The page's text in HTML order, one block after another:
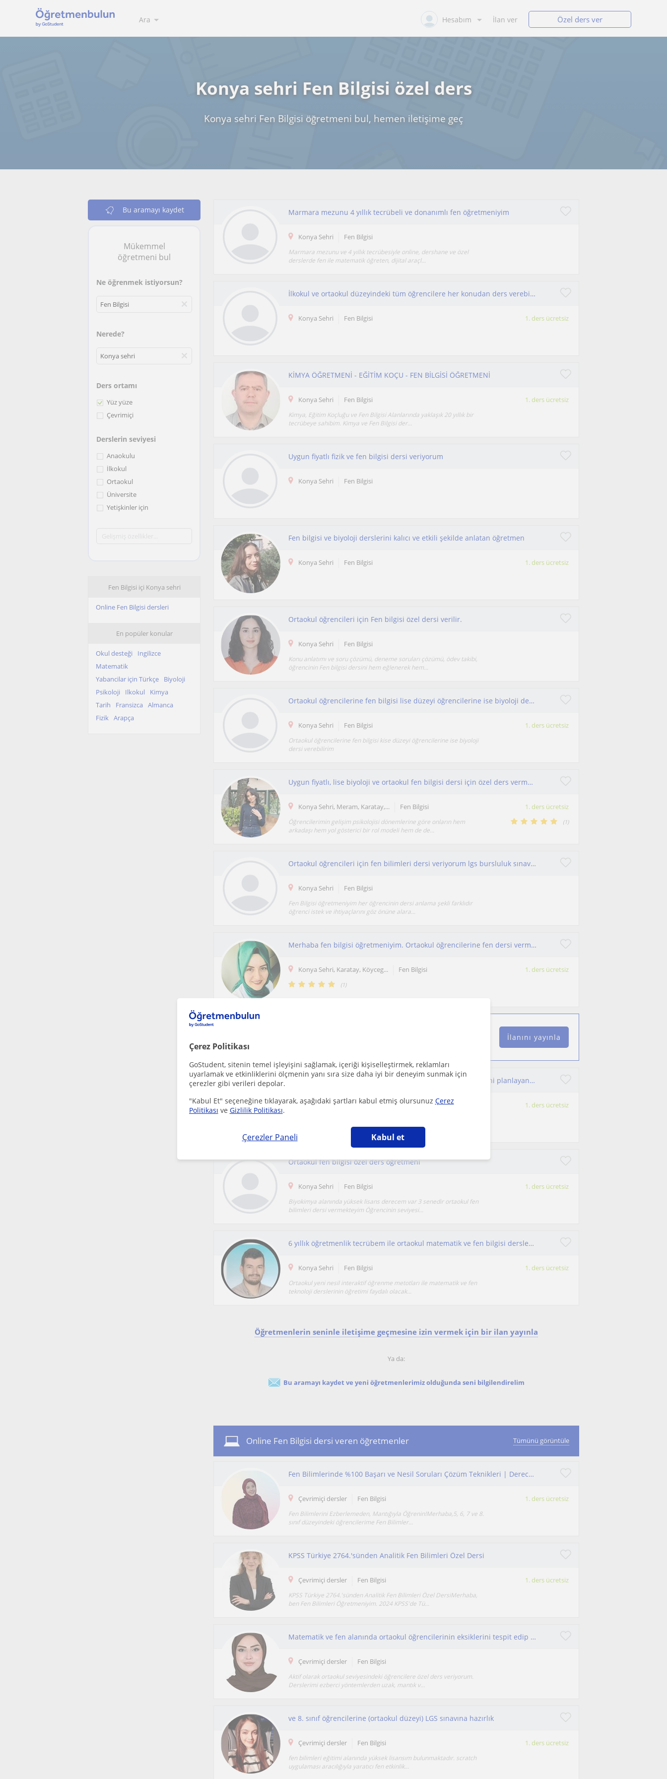
Çerez Politikası
GoStudent, sitenin temel işleyişini sağlamak, içeriği kişiselleştirmek, reklamları
uyarlamak ve etkinliklerini ölçmenin yanı sıra size daha iyi bir deneyim sunmak için
çerezler gibi verileri depolar.
"Kabul Et" seçeneğine tıklayarak, aşağıdaki şartları kabul etmiş olursunuz Çerez
Politikası ve Gizlilik Politikası.
Çerezler Paneli Kabul et
Ara Hesabım İlan ver Özel ders ver
Konya sehri Fen Bilgisi özel ders
Konya sehri Fen Bilgisi öğretmeni bul, hemen iletişime geç
Bu aramayı kaydet
Mükemmel
öğretmeni bul
Ne öğrenmek istiyorsun?
Nerede?
Ders ortamı
Yüz yüze
Çevrimiçi
Derslerin seviyesi
Anaokulu
İlkokul
Ortaokul
Üniversite
Yetişkinler için
Fen Bilgisi içi Konya sehri
Online Fen Bilgisi dersleri
En popüler konular
Okul desteği
Ingilizce
Matematik
Yabancilar için Türkçe
Biyoloji
Psikoloji
Ilkokul
Kimya
Tarih
Fransizca
Almanca
Fizik Arapça
Marmara mezunu 4 yıllık tecrübeli ve donanımlı fen öğretmeniyim
Konya Sehri Fen Bilgisi
Marmara mezunu ve 4 yıllık tecrübesiyle online, dershane ve özel
derslerde fen ile matematik öğreten, dijital araçl...
İlkokul ve ortaokul düzeyindeki tüm öğrencilere her konudan ders verebilen bir Fen Bilimleri Öğretmeni
Konya Sehri Fen Bilgisi 1. ders ücretsiz
KİMYA ÖĞRETMENİ - EĞİTİM KOÇU - FEN BİLGİSİ ÖĞRETMENİ
Konya Sehri Fen Bilgisi 1. ders ücretsiz
Kimya, Eğitim Koçluğu ve Fen Bilgisi Alanlarında yaklaşık 20 yıllık bir
tecrübeye sahibim. Kimya ve Fen Bilgisi der...
Uygun fiyatlı fizik ve fen bilgisi dersi veriyorum
Konya Sehri Fen Bilgisi
Fen bilgisi ve biyoloji derslerini kalıcı ve etkili şekilde anlatan öğretmen
Konya Sehri Fen Bilgisi 1. ders ücretsiz
Ortaokul öğrencileri için Fen bilgisi özel dersi verilir.
Konya Sehri Fen Bilgisi
Konu anlatımı ve soru çözümü, deneme soruları çözümü, ödev takibi,
öğrencinin Fen bilgisi dersini hem eğlenerek hem...
Ortaokul öğrencilerine fen bilgisi lise düzeyi öğrencilerine ise biyoloji dersi verebilirim
Konya Sehri Fen Bilgisi 1. ders ücretsiz
Ortaokul öğrencilerine fen bilgisi kise düzeyi öğrencilerine ise biyoloji
dersi verebilirim
Uygun fiyatlı, lise biyoloji ve ortaokul fen bilgisi dersi için özel ders vermekteyim. Ek olarak Eğitim koçluğu da yapmaktayım
Konya Sehri, Meram, Karatay,... Fen Bilgisi 1. ders ücretsiz
Öğrencilerimin gelişim psikolojisi dönemlerine göre onların hem
arkadaşı hem yol gösterici bir rol modeli hem de de...
(1)
Ortaokul öğrencileri için fen bilimleri dersi veriyorum lgs bursluluk sınavlarına hazırlık okul derslerine yardımcı oluyorum
Konya Sehri Fen Bilgisi
Fen Bilgisi öğretmeniyim her öğrencinin dersi anlama şekli farklıdır
öğrenci istek ve ihtiyaçlarını göz önüne alara...
Merhaba fen bilgisi öğretmeniyim. Ortaokul öğrencilerine fen dersi vermekteyim. LGS ve TYT-AYT öğrencilerine danışmanlık yapıyorum
Konya Sehri, Karatay, Köyceg... Fen Bilgisi 1. ders ücretsiz
(1)
Ücretsiz bir ilan ver ve öğretmenlerin seninle iletişime geçmesini sağla
İlanını yayınla
Merhaba ben fen bilgisi dersini hayatın içinden öğrenilmesini planlayan ve uygulayan fen bilgisi öğretmeni Rabia Özkan
Konya Sehri Fen Bilgisi 1. ders ücretsiz
sonra öğrencimin öğretmenini yani beni sevi...
Ortaokul fen bilgisi özel ders öğretmeni
Konya Sehri Fen Bilgisi 1. ders ücretsiz
Biyokimya alanında yüksek lisans derecem var 3 senedir ortaokul fen
bilimleri dersi vermekteyim Öğrencinin seviyesi...
6 yıllık öğretmenlik tecrübem ile ortaokul matematik ve fen bilgisi dersleri verilir
Konya Sehri Fen Bilgisi 1. ders ücretsiz
Ortaokul yeni nesil interaktif öğrenme metotları ile matematik ve fen
teknoloji derslerinin öğretimi faydalı olacak...
Öğretmenlerin seninle iletişime geçmesine izin vermek için bir ilan yayınla
Ya da:
Bu aramayı kaydet ve yeni öğretmenlerimiz olduğunda seni bilgilendirelim
Online Fen Bilgisi dersi veren öğretmenler Tümünü görüntüle
Fen Bilimlerinde %100 Başarı ve Nesil Soruları Çözüm Teknikleri | Derece Derece İlerleme LGS & Sınıflar
Çevrimiçi dersler Fen Bilgisi 1. ders ücretsiz
Fen Bilimlerini Ezberlemeden, Mantığıyla Öğrenin!Merhaba,5, 6, 7 ve 8.
sınıf düzeyindeki öğrencilerime Fen Bilimler...
KPSS Türkiye 2764.'sünden Analitik Fen Bilimleri Özel Dersi
Çevrimiçi dersler Fen Bilgisi 1. ders ücretsiz
KPSS Türkiye 2764.'sünden Analitik Fen Bilimleri Özel DersiMerhaba,
ben Fen Bilimleri Öğretmeniyim. 2024 KPSS'de Tü...
Matematik ve fen alanında ortaokul öğrencilerinin eksiklerini tespit edip başarıya ulaşmalarına rehberlik eden tutkulu bir eğitmen
Çevrimiçi dersler Fen Bilgisi
Aktif olarak ortaokul seviyesindeki öğrencilere özel ders veriyorum.
Derslerimi ezberci yöntemlerden uzak, mantık v...
ve 8. sınıf öğrencilerine (ortaokul düzeyi) LGS sınavına hazırlık
Çevrimiçi dersler Fen Bilgisi 1. ders ücretsiz
fen bilimleri eğitimi alanında yüksek lisansım bulunmaktadır. scratch
uygulaması aracılığıyla yaratıcı fen etkinlik...